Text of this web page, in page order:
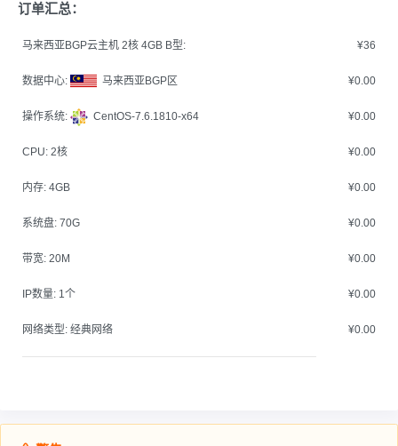
订单汇总：
马来西亚BGP云主机 2核 4GB B型: ¥36
数据中心: 马来西亚BGP区 ¥0.00
操作系统: CentOS-7.6.1810-x64 ¥0.00
CPU: 2核 ¥0.00
内存: 4GB ¥0.00
系统盘: 70G ¥0.00
带宽: 20M ¥0.00
IP数量: 1个 ¥0.00
网络类型: 经典网络 ¥0.00